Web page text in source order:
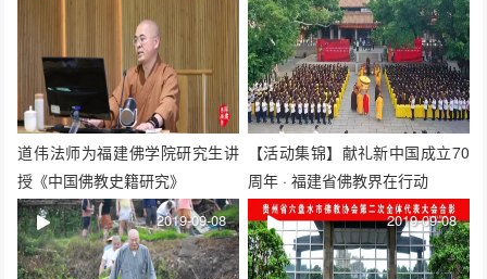
道伟法师为福建佛学院研究生讲
授《中国佛教史籍研究》
【活动集锦】献礼新中国成立70
周年 · 福建省佛教界在行动
2019-09-08 2019-09-08